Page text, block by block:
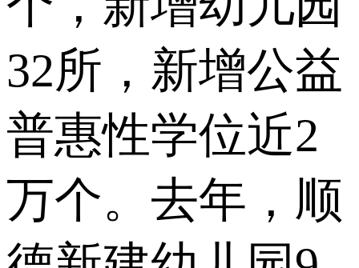
32所，新增公益
普惠性学位近2
万个。去年，顺